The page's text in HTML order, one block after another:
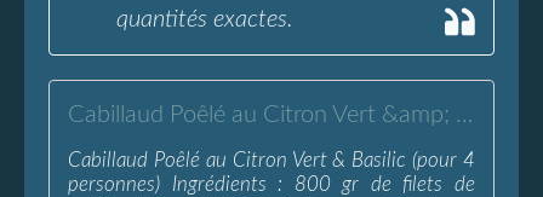
quantités exactes.
Cabillaud Poêlé au Citron Vert &amp; Basilic - L'Eau à la Bouche
Cabillaud Poêlé au Citron Vert & Basilic (pour 4
personnes) Ingrédients : 800 gr de filets de